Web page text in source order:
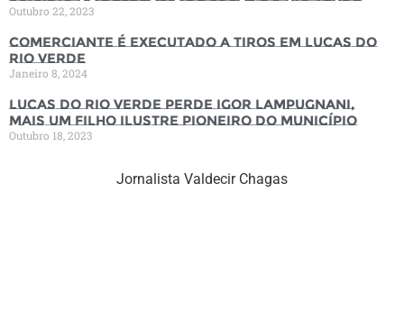
Outubro 22, 2023
Comerciante é executado a tiros em Lucas do
Rio Verde
Janeiro 8, 2024
Lucas do Rio Verde perde Igor Lampugnani,
mais um filho ilustre pioneiro do município
Outubro 18, 2023
Jornalista Valdecir Chagas